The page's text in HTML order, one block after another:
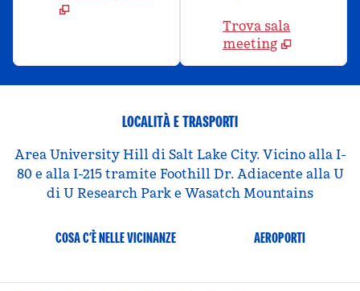
Trova sala
meeting
LOCALITÀ E TRASPORTI
Area University Hill di Salt Lake City. Vicino alla I-
80 e alla I-215 tramite Foothill Dr. Adiacente alla U
di U Research Park e Wasatch Mountains
COSA C’È NELLE VICINANZE AEROPORTI